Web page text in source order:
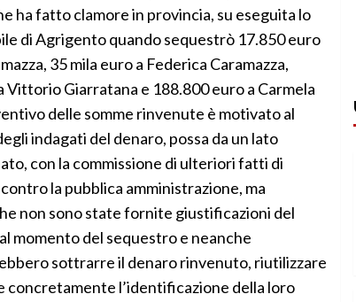
ha fatto clamore in provincia, su eseguita lo
di Agrigento quando sequestrò 17.850 euro
35 mila euro a Federica Caramazza,
Giarratana e 188.800 euro a Carmela
delle somme rinvenute è motivato al
indagati del denaro, possa da un lato
con la commissione di ulteriori fatti di
la pubblica amministrazione, ma
non sono state fornite giustificazioni del
momento del sequestro e neanche
sottrarre il denaro rinvenuto, riutilizzare
concretamente l’identificazione della loro